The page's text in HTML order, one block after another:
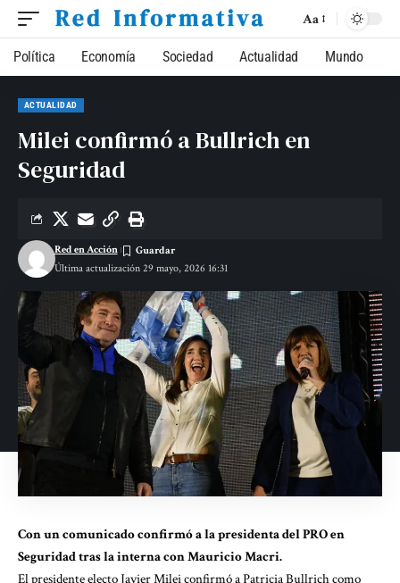
Aa
Política Economía Sociedad Actualidad Mundo
ACTUALIDAD
Milei confirmó a Bullrich en
Seguridad
Última actualización 29 mayo, 2026 16:31
Red en Acción
Con un comunicado confirmó a la presidenta del PRO en
Seguridad tras la interna con Mauricio Macri.
El presidente electo Javier Milei confirmó a Patricia Bullrich como